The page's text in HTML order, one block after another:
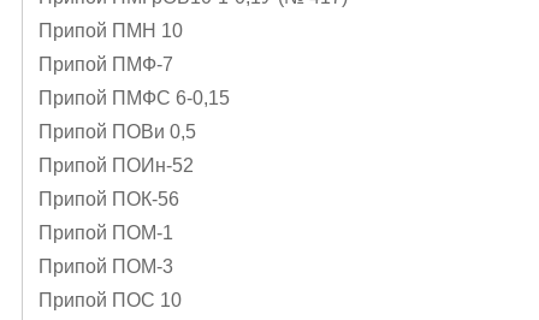
Припой ПМН 10
Припой ПМФ-7
Припой ПМФС 6-0,15
Припой ПОВи 0,5
Припой ПОИн-52
Припой ПОК-56
Припой ПОМ-1
Припой ПОМ-3
Припой ПОС 10